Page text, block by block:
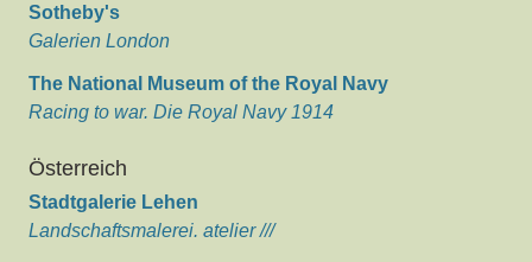
Sotheby's
Galerien London
The National Museum of the Royal Navy
Racing to war. Die Royal Navy 1914
Österreich
Stadtgalerie Lehen
Landschaftsmalerei. atelier ///